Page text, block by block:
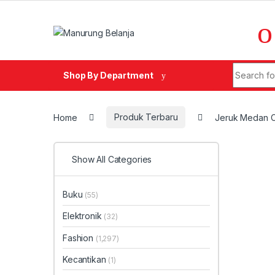
Shop By Department
Home Produk Terbaru Jeruk Medan
Show All Categories
Buku (55)
Elektronik (32)
Fashion (1,297)
Kecantikan (1)